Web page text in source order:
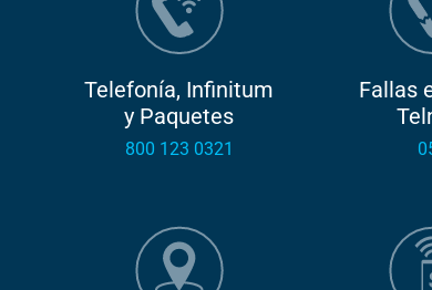
Telefonía, Infinitum
y Paquetes
800 123 0321
Fallas